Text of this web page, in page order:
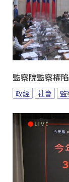
監察院監察權
政經 社會 監